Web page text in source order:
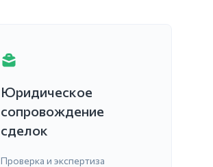
Юридическое
сопровождение
сделок
Проверка и экспертиза